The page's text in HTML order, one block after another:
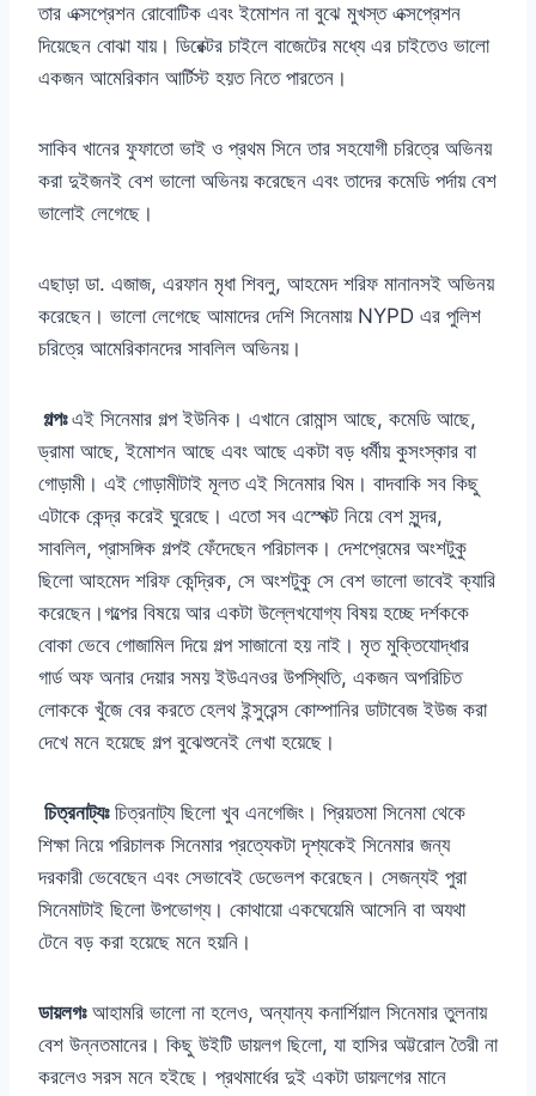
তার এক্সপ্রেশন রোবোটিক এবং ইমোশন না বুঝে মুখস্ত এক্সপ্রেশন
দিয়েছেন বোঝা যায়। ডিরেক্টর চাইলে বাজেটের মধ্যে এর চাইতেও ভালো
একজন আমেরিকান আর্টিস্ট হয়ত নিতে পারতেন।
সাকিব খানের ফুফাতো ভাই ও প্রথম সিনে তার সহযোগী চরিত্রে অভিনয়
করা দুইজনই বেশ ভালো অভিনয় করেছেন এবং তাদের কমেডি পর্দায় বেশ
ভালোই লেগেছে।
এছাড়া ডা. এজাজ, এরফান মৃধা শিবলু, আহমেদ শরিফ মানানসই অভিনয়
করেছেন। ভালো লেগেছে আমাদের দেশি সিনেমায় NYPD এর পুলিশ
চরিত্রে আমেরিকানদের সাবলিল অভিনয়।
গল্পঃএই সিনেমার গল্প ইউনিক। এখানে রোমান্স আছে, কমেডি আছে,
ড্রামা আছে, ইমোশন আছে এবং আছে একটা বড় ধর্মীয় কুসংস্কার বা
গোড়ামী। এই গোড়ামীটাই মূলত এই সিনেমার থিম। বাদবাকি সব কিছু
এটাকে কেন্দ্র করেই ঘুরেছে। এতো সব এস্পেক্ট নিয়ে বেশ সুন্দর,
সাবলিল, প্রাসঙ্গিক গল্পই ফেঁদেছেন পরিচালক। দেশপ্রেমের অংশটুকু
ছিলো আহমেদ শরিফ কেন্দ্রিক, সে অংশটুকু সে বেশ ভালো ভাবেই ক্যারি
করেছেন।গল্পের বিষয়ে আর একটা উল্লেখযোগ্য বিষয় হচ্ছে দর্শককে
বোকা ভেবে গোজামিল দিয়ে গল্প সাজানো হয় নাই। মৃত মুক্তিযোদ্ধার
গার্ড অফ অনার দেয়ার সময় ইউএনওর উপস্থিতি, একজন অপরিচিত
লোককে খুঁজে বের করতে হেলথ ইন্সুরেন্স কোম্পানির ডাটাবেজ ইউজ করা
দেখে মনে হয়েছে গল্প বুঝেশুনেই লেখা হয়েছে।
চিত্রনাট্যঃচিত্রনাট্য ছিলো খুব এনগেজিং। প্রিয়তমা সিনেমা থেকে
শিক্ষা নিয়ে পরিচালক সিনেমার প্রত্যেকটা দৃশ্যকেই সিনেমার জন্য
দরকারী ভেবেছেন এবং সেভাবেই ডেভেলপ করেছেন। সেজন্যই পুরা
সিনেমাটাই ছিলো উপভোগ্য। কোথায়ো একঘেয়েমি আসেনি বা অযথা
টেনে বড় করা হয়েছে মনে হয়নি।
ডায়লগঃআহামরি ভালো না হলেও, অন্যান্য কনার্শিয়াল সিনেমার তুলনায়
বেশ উন্নতমানের। কিছু উইটি ডায়লগ ছিলো, যা হাসির অট্টরোল তৈরী না
করলেও সরস মনে হইছে। প্রথমার্ধের দুই একটা ডায়লগের মানে